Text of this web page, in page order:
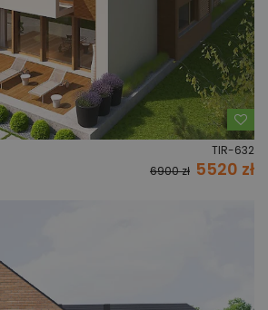
TIR-632
6900 zł 5520 zł